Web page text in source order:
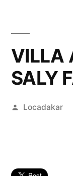
VILLA
SALY
Publié
Locadakar